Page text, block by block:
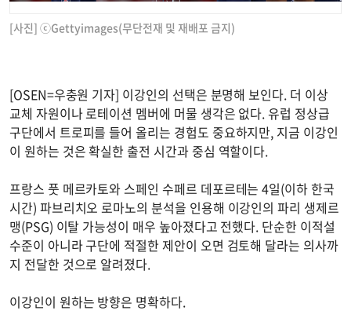
[사진] ⓒGettyimages(무단전재 및 재배포 금지)
[OSEN=우충원 기자] 이강인의 선택은 분명해 보인다. 더 이상
교체 자원이나 로테이션 멤버에 머물 생각은 없다. 유럽 정상급
구단에서 트로피를 들어 올리는 경험도 중요하지만, 지금 이강인
이 원하는 것은 확실한 출전 시간과 중심 역할이다.
프랑스 풋 메르카토와 스페인 수페르 데포르테는 4일(이하 한국
시간) 파브리치오 로마노의 분석을 인용해 이강인의 파리 생제르
맹(PSG) 이탈 가능성이 매우 높아졌다고 전했다. 단순한 이적설
수준이 아니라 구단에 적절한 제안이 오면 검토해 달라는 의사까
지 전달한 것으로 알려졌다.
이강인이 원하는 방향은 명확하다.